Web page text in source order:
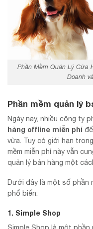
Phần Mềm Quản Lý Cửa
Doanh
Phần mềm quản lý
Ngày nay, nhiều công ty
hàng offline miễn phí
vừa. Tuy có giới hạn
mềm miễn phí này vẫn
quản lý bán hàng một
Dưới đây là một số phần
phổ biến:
1. Simple Shop